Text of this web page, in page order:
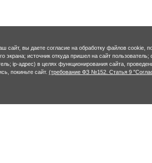
сайт, вы даете согласие на обработку файлов cookie,
экрана; источник откуда пришел на сайт
ip-адрес) в целях функционирования сайта,
покиньте сайт. (требование ФЗ №152. Статья 9